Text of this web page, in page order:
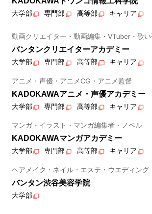
大学部 専門部 高等部 キャリア
動画クリエイター・動画編集・VTuber・歌
バンタンクリエイターアカデミー
大学部 専門部 高等部 キャリア
アニメ・声優・アニメCG・アニメ監督
KADOKAWAアニメ・声優アカデミー
大学部 専門部 高等部 キャリア
マンガ・イラスト・マンガ編集者・ノベル
KADOKAWAマンガアカデミー
大学部 専門部 高等部 キャリア
ヘアメイク・ネイル・エステ・ウエディング
バンタン渋谷美容学院
大学部